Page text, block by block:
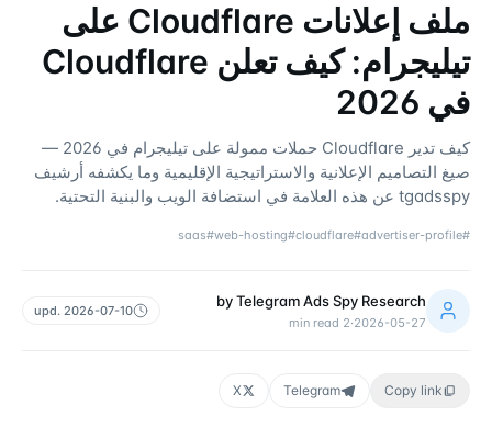
ملف إعلانات Cloudflare على
تيليجرام: كيف تعلن Cloudflare
في 2026
كيف تدير Cloudflare حملات ممولة على تيليجرام في 2026 —
صيغ التصاميم الإعلانية والاستراتيجية الإقليمية وما يكشفه أرشيف
tgadsspy عن هذه العلامة في استضافة الويب والبنية التحتية.
#
advertiser-profile
#
cloudflare
#
web-hosting
#
saas
byTelegram Ads Spy Research
2026-05-27
·
2
min read
upd. 2026-07-10
Copy link
Telegram
X